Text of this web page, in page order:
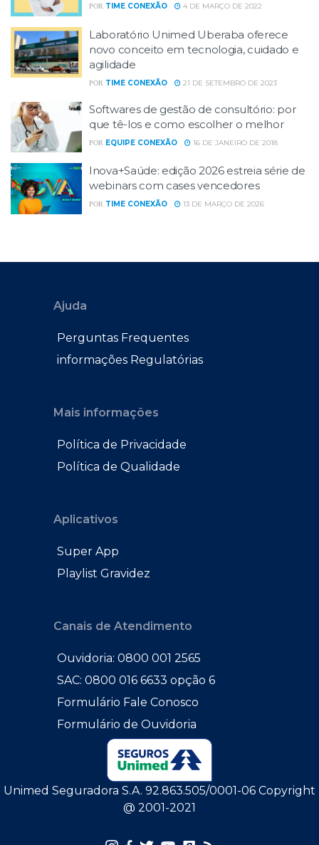
POR TIME CONEXÃO 4 DE MARÇO DE 2022
Laboratório Unimed Uberaba oferece
novo conceito em tecnologia, cuidado e
agilidade
POR TIME CONEXÃO 21 DE SETEMBRO DE 2023
Softwares de gestão de consultório: por
que tê-los e como escolher o melhor
POR EQUIPE CONEXÃO 16 DE JANEIRO DE 2018
Inova+Saúde: edição 2026 estreia série de
webinars com cases vencedores
POR TIME CONEXÃO 13 DE MARÇO DE 2026
Ajuda
Perguntas Frequentes
informações Regulatórias
Mais informações
Política de Privacidade
Política de Qualidade
Aplicativos
Super App
Playlist Gravidez
Canais de Atendimento
Ouvidoria: 0800 001 2565
SAC: 0800 016 6633 opção 6
Formulário Fale Conosco
Formulário de Ouvidoria
Unimed Seguradora S.A. 92.863.505/0001-06 Copyright
@ 2001-2021